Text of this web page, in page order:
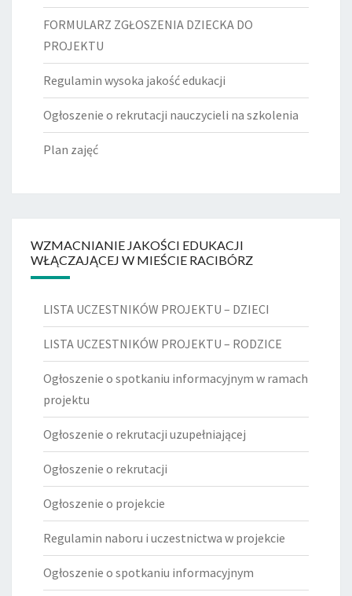
FORMULARZ ZGŁOSZENIA DZIECKA DO
PROJEKTU
Regulamin wysoka jakość edukacji
Ogłoszenie o rekrutacji nauczycieli na szkolenia
Plan zajęć
WZMACNIANIE JAKOŚCI EDUKACJI
WŁĄCZAJĄCEJ W MIEŚCIE RACIBÓRZ
LISTA UCZESTNIKÓW PROJEKTU – DZIECI
LISTA UCZESTNIKÓW PROJEKTU – RODZICE
Ogłoszenie o spotkaniu informacyjnym w ramach
projektu
Ogłoszenie o rekrutacji uzupełniającej
Ogłoszenie o rekrutacji
Ogłoszenie o projekcie
Regulamin naboru i uczestnictwa w projekcie
Ogłoszenie o spotkaniu informacyjnym